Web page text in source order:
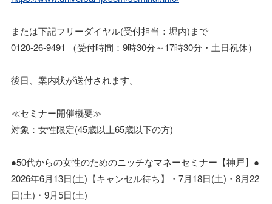
または下記フリーダイヤル(受付担当：堀内)まで
0120-26-9491 （受付時間：9時30分～17時30分・土日祝休）
後日、案内状が送付されます。
≪セミナー開催概要≫
対象：女性限定(45歳以上65歳以下の方)
●50代からの女性のためのニッチなマネーセミナー【神戸】●
2026年6月13日(土)【キャンセル待ち】・7月18日(土)・8月22
日(土)・9月5日(土)